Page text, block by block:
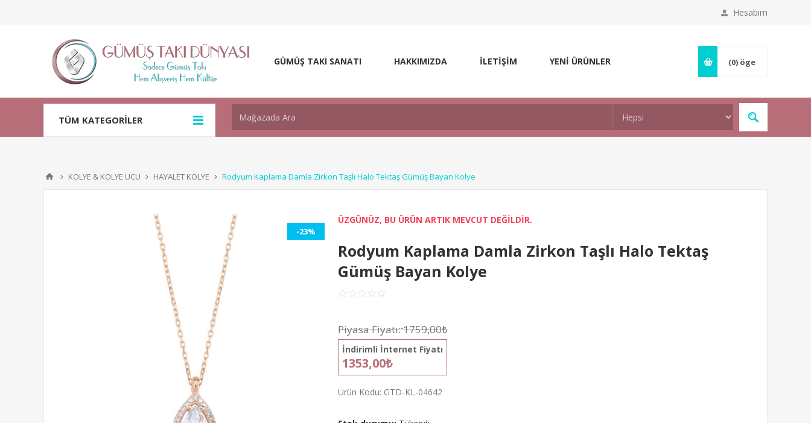
Hesabım
GÜMÜŞ TAKI SANATI HAKKIMIZDA İLETİŞİM YENİ ÜRÜNLER (0) öge
TÜM KATEGORİLER
KOLYE & KOLYE UCU HAYALET KOLYE Rodyum Kaplama Damla Zirkon Taşlı Halo Tektaş Gümüş Bayan Kolye
-23%
ÜZGÜNÜZ, BU ÜRÜN ARTIK MEVCUT DEĞİLDİR.
Rodyum Kaplama Damla Zirkon Taşlı Halo Tektaş
Gümüş Bayan Kolye
Piyasa Fiyatı:1759,00₺
İndirimli İnternet Fiyatı
1353,00₺
Ürün Kodu: GTD-KL-04642